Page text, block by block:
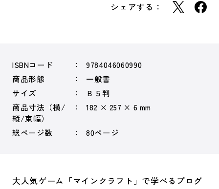
シェアする：
ISBNコード
9784046060990
商品形態
一般書
サイズ
Ｂ５判
商品寸法（横/
縦/束幅）
182 × 257 × 6 mm
総ページ数 80ページ
大人気ゲーム「マインクラフト」で学べるプログ